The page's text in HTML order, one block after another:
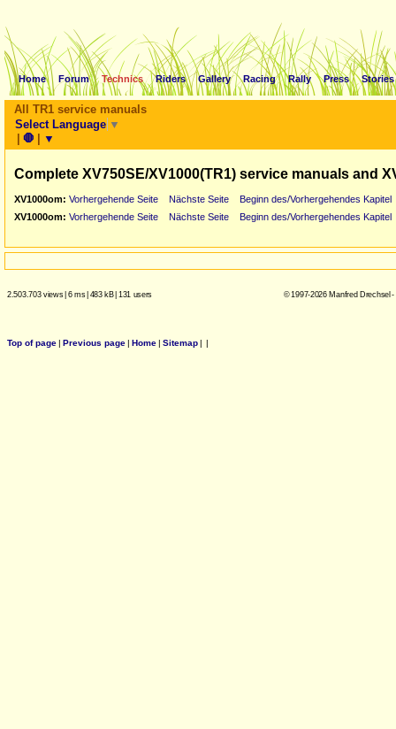
Home Forum Technics Riders Gallery Racing Rally Press Stories
All TR1 service manuals
Select Language ▼
| 🛑 | ▼
Complete XV750SE/XV1000(TR1) service manuals and
XV1000om: Vorhergehende Seite Nächste Seite
Beginn des/Vorhergehendes Kapitel
XV1000om: Vorhergehende Seite Nächste Seite Beginn des/Vorhergehendes Kapitel
2.503.703 views| 6 ms| 483 kB| 131 users © 1997-2026 Manfred Drechsel
Top of page| Previous page| Home| Sitemap| |